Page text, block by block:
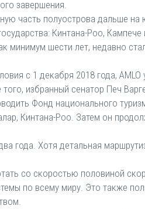
завершения.
часть полуострова дальше
Кинтана-Роо, Кампече
минимум шести лет, недавно
с 1 декабря 2018 года, AMLO
избранный сенатор Печ
Фонд национального
Кинтана-Роо. Затем он
года. Хотя детальная
со скоростью половиной
по всему миру. Это также